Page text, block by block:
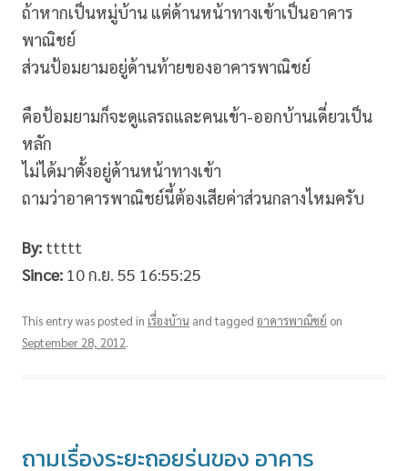
ถ้าหากเป็นหมู่บ้าน แต่ด้านหน้าทางเข้าเป็นอาคาร
พาณิชย์
ส่วนป้อมยามอยู่ด้านท้ายของอาคารพาณิชย์
คือป้อมยามก็จะดูแลรถและคนเข้า-ออกบ้านเดี่ยวเป็น
หลัก
ไม่ได้มาตั้งอยู่ด้านหน้าทางเข้า
ถามว่าอาคารพาณิชย์นี้ต้องเสียค่าส่วนกลางไหมครับ
By: ttttt
Since: 10 ก.ย. 55 16:55:25
This entry was posted in เรื่องบ้าน and tagged อาคารพาณิชย์ on
September 28, 2012.
ถามเรื่องระยะถอยร่นของ อาคาร